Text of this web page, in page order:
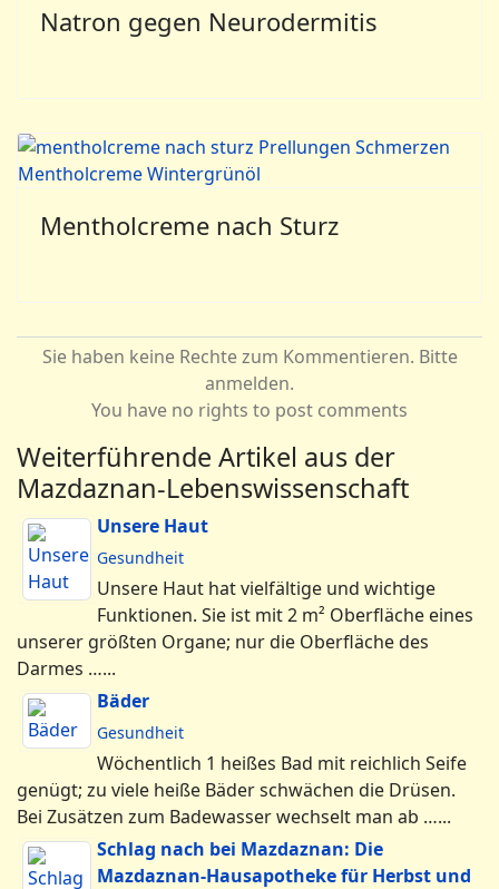
Natron gegen Neurodermitis
Mentholcreme nach Sturz
Sie haben keine Rechte zum Kommentieren. Bitte
anmelden.
You have no rights to post comments
Weiterführende Artikel aus der
Mazdaznan-Lebenswissenschaft
Unsere Haut
Gesundheit
Unsere Haut hat vielfältige und wichtige
Funktionen. Sie ist mit 2 m² Oberfläche eines
unserer größten Organe; nur die Oberfläche des
Darmes …...
Bäder
Gesundheit
Wöchentlich 1 heißes Bad mit reichlich Seife
genügt; zu viele heiße Bäder schwächen die Drüsen.
Bei Zusätzen zum Badewasser wechselt man ab …...
Schlag nach bei Mazdaznan: Die
Mazdaznan-Hausapotheke für Herbst und